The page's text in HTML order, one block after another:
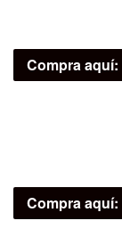
Compra aquí:
Compra aquí: